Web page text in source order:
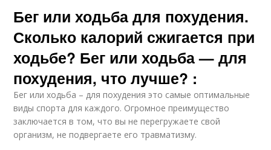
Бег или ходьба для похудения.
Сколько калорий сжигается при
ходьбе? Бег или ходьба — для
похудения, что лучше? :
Бег или ходьба – для похудения это самые оптимальные
виды спорта для каждого. Огромное преимущество
заключается в том, что вы не перегружаете свой
организм, не подвергаете его травматизму.